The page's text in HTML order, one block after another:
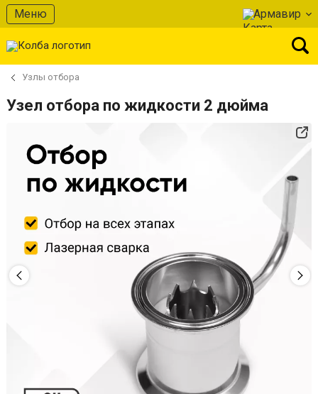
Меню Армавир
Узлы отбора
Узел отбора по жидкости 2 дюйма